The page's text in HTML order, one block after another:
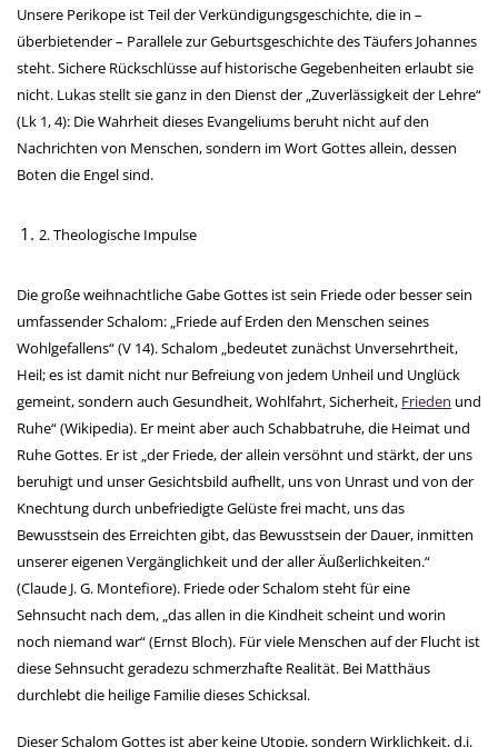
Unsere Perikope ist Teil der Verkündigungsgeschichte, die in –
überbietender – Parallele zur Geburtsgeschichte des Täufers Johannes
steht. Sichere Rückschlüsse auf historische Gegebenheiten erlaubt sie
nicht. Lukas stellt sie ganz in den Dienst der „Zuverlässigkeit der Lehre“
(Lk 1, 4): Die Wahrheit dieses Evangeliums beruht nicht auf den
Nachrichten von Menschen, sondern im Wort Gottes allein, dessen
Boten die Engel sind.
2. Theologische Impulse
Die große weihnachtliche Gabe Gottes ist sein Friede oder besser sein
umfassender Schalom: „Friede auf Erden den Menschen seines
Wohlgefallens“ (V 14). Schalom „bedeutet zunächst Unversehrtheit,
Heil; es ist damit nicht nur Befreiung von jedem Unheil und Unglück
gemeint, sondern auch Gesundheit, Wohlfahrt, Sicherheit, Frieden und
Ruhe“ (Wikipedia). Er meint aber auch Schabbatruhe, die Heimat und
Ruhe Gottes. Er ist „der Friede, der allein versöhnt und stärkt, der uns
beruhigt und unser Gesichtsbild aufhellt, uns von Unrast und von der
Knechtung durch unbefriedigte Gelüste frei macht, uns das
Bewusstsein des Erreichten gibt, das Bewusstsein der Dauer, inmitten
unserer eigenen Vergänglichkeit und der aller Äußerlichkeiten.“
(Claude J. G. Montefiore). Friede oder Schalom steht für eine
Sehnsucht nach dem, „das allen in die Kindheit scheint und worin
noch niemand war“ (Ernst Bloch). Für viele Menschen auf der Flucht ist
diese Sehnsucht geradezu schmerzhafte Realität. Bei Matthäus
durchlebt die heilige Familie dieses Schicksal.
Dieser Schalom Gottes ist aber keine Utopie, sondern Wirklichkeit, d.i.